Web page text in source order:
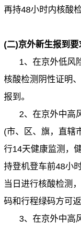
再持48小时内核酸
(二)京外新生报到要
1、在京外低风
核酸检测阴性证明
报到。
2、在京外中高
(市、区、旗，直辖
行14天健康监测，
持登机登车前48小
当日进行核酸检测
码和行程绿码方可
3、在京外中高